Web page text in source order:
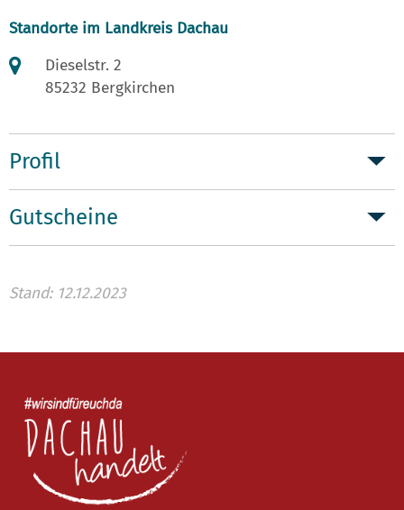
Standorte im Landkreis Dachau
Dieselstr. 2
85232 Bergkirchen
Profil
Gutscheine
Stand: 12.12.2023